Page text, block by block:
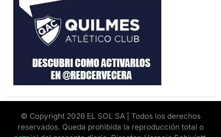
© Copyright 2026 EL SOL SA | Todos los derechos
reservados. Queda prohibida la reproducción total o